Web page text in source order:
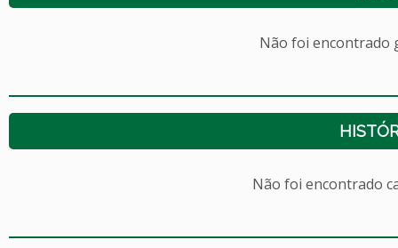
Não foi encontrado
Não foi encontrado